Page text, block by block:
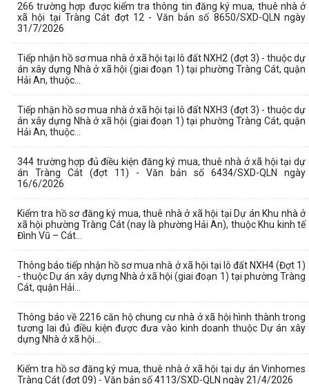
266 trường hợp được kiểm tra thông tin đăng ký mua, thuê nhà ở
xã hội tại Tràng Cát đợt 12 - Văn bản số 8650/SXD-QLN ngày
31/7/2026
Tiếp nhận hồ sơ mua nhà ở xã hội tại lô đất NXH2 (đợt 3) - thuộc dự
án xây dựng Nhà ở xã hội (giai đoạn 1) tại phường Tràng Cát, quận
Hải An, thuộc...
Tiếp nhận hồ sơ mua nhà ở xã hội tại lô đất NXH3 (đợt 3) - thuộc dự
án xây dựng Nhà ở xã hội (giai đoạn 1) tại phường Tràng Cát, quận
Hải An, thuộc...
344 trường hợp đủ điều kiện đăng ký mua, thuê nhà ở xã hội tại dự
án Tràng Cát (đợt 11) - Văn bản số 6434/SXD-QLN ngày
16/6/2026
Kiểm tra hồ sơ đăng ký mua, thuê nhà ở xã hội tại Dự án Khu nhà ở
xã hội phường Tràng Cát (nay là phường Hải An), thuộc Khu kinh tế
Đình Vũ – Cát...
Thông báo tiếp nhận hồ sơ mua nhà ở xã hội tại lô đất NXH4 (Đợt 1)
- thuộc Dự án xây dựng Nhà ở xã hội (giai đoạn 1) tại phường Tràng
Cát, quận Hải...
Thông báo về 2216 căn hộ chung cư nhà ở xã hội hình thành trong
tương lai đủ điều kiện được đưa vào kinh doanh thuộc Dự án xây
dựng Nhà ở xã hội...
Kiểm tra hồ sơ đăng ký mua, thuê nhà ở xã hội tại dự án Vinhomes
Tràng Cát (đợt 09) - Văn bản số 4113/SXD-QLN ngày 21/4/2026